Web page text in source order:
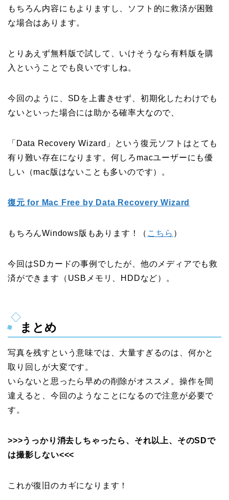
もちろん内容にもよりますし、ソフト的に救済が困難
な場合はあります。
とりあえず無料版で試して、いけそうなら有料版を購
入ということでも良いですしね。
今回のように、SDを上書きせず、初期化したわけでも
ないといった場合には助かる確率大なので、
「Data Recovery Wizard」という復元ソフトはとても
有り難い存在になります。何しろmacユーザーにも優
しい（mac版はないことも多いのです）。
復元 for Mac Free by Data Recovery Wizard
もちろんWindows版もあります！（ こちら ）
今回はSDカードの事例でしたが、他のメディアでも救
済ができます（USBメモリ、HDDなど）。
まとめ
写真を残すという意味では、大量すぎるのは、何かと
取り回しが大変です。
いらないと思ったら早めの削除がオススメ。操作を間
違えると、今回のようなことになるので注意が必要で
す。
>>>うっかり消去しちゃったら、それ以上、そのSDで
は撮影しない<<<
これが復旧のカギになります！